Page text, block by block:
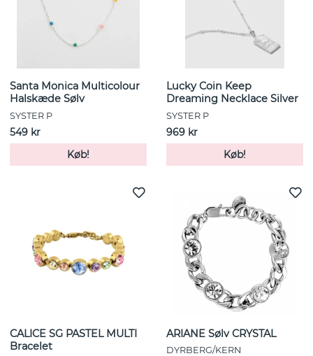
Santa Monica Multicolour
Halskæde Sølv
SYSTER P
549 kr
Køb!
Lucky Coin Keep
Dreaming Necklace Silver
SYSTER P
969 kr
Køb!
CALICE SG PASTEL MULTI
Bracelet
ARIANE Sølv CRYSTAL
DYRBERG/KERN